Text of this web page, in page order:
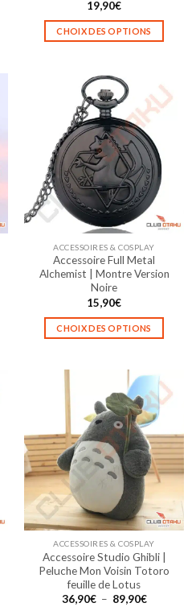
19,90€
CHOIX DES OPTIONS
a
plusieurs
variations.
Les
options
peuvent
être
choisies
la
page
du
produit
ACCESSOIRES & COSPLAY
Accessoire Full Metal
Alchemist | Montre Version
Noire
15,90€
CHOIX DES OPTIONS
plusieurs
variations.
Les
options
peuvent
être
choisies
sur
la
page
du
produit
ACCESSOIRES & COSPLAY
Accessoire Studio Ghibli |
Peluche Mon Voisin Totoro
feuille de Lotus
36,90€ – 89,90€Plage